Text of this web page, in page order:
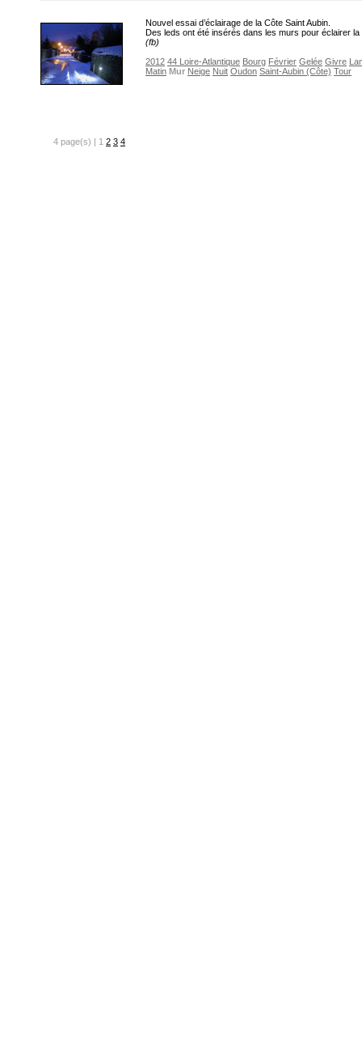
Nouvel essai d’éclairage de la Côte Saint Aubin.
Des leds ont été insérés dans les murs pour éclairer
(fb)
2012 44 Loire-Atlantique Bourg Février Gelée Givre
Matin Mur Neige Nuit Oudon Saint-Aubin (Côte) Tour
4 page(s) | 1 2 3 4